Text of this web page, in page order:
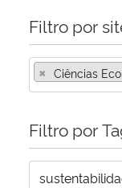
Ministério da Mulher, da
Secretaria-Geral
Filtro por
× Ciências
Filtro por